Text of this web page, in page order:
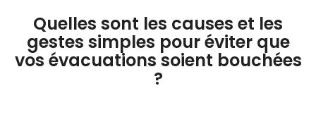
Quelles sont les causes et les
gestes simples pour éviter que
vos évacuations soient bouchées
?